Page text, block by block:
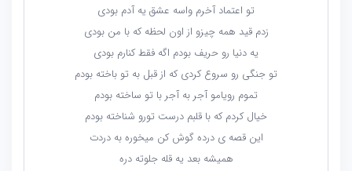
تو اعتماد آخرم واسه عشق یه آدم بودی
زدم قید همه چیزو از اون لحظه که با من بودی
یه دنیا رو حریف بودم اگه فقط کنارم بودی
تو جنگی رو سروع کردی که از قبل به تو باخته بودم
تموم رویامو آجر به آجر با تو ساخته بودم
خیال کردم که با قلبم درست تورو شناخته بودم
این قصه ی درده گوش کن میخوره به دردت
همیشه بعد یه قله جلوته دره